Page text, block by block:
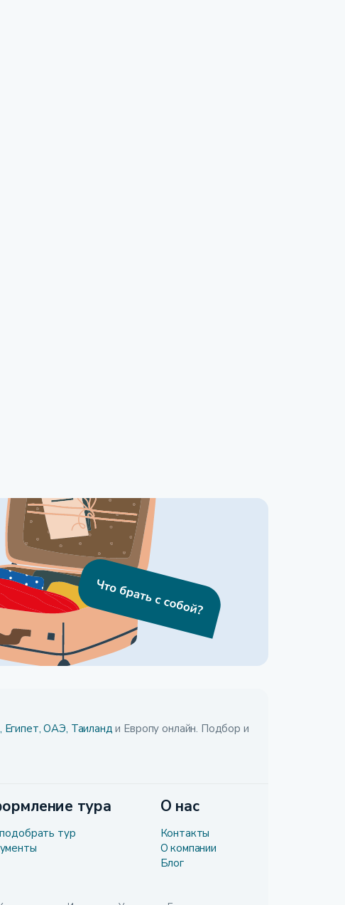
Египет, ОАЭ, Таиланд и Европу онлайн. Подбор и
тура
тур
О нас
Контакты
О компании
Блог